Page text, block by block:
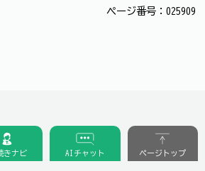
ページ番号：025909
きナビ AIチャット ページトップ